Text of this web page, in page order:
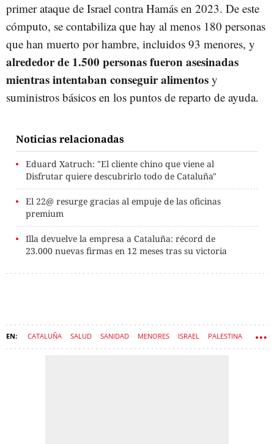
primer ataque de Israel contra Hamás en 2023. De este
cómputo, se contabiliza que hay al menos 180 personas
que han muerto por hambre, incluidos 93 menores, y
alrededor de 1.500 personas fueron asesinadas
mientras intentaban conseguir alimentos y
suministros básicos en los puntos de reparto de ayuda.
Noticias relacionadas
Eduard Xatruch: "El cliente chino que viene al
Disfrutar quiere descubrirlo todo de Cataluña"
El 22@ resurge gracias al empuje de las oficinas
premium
Illa devuelve la empresa a Cataluña: récord de
23.000 nuevas firmas en 12 meses tras su victoria
CATALUÑA SALUD SANIDAD MENORES ISRAEL PALESTINA